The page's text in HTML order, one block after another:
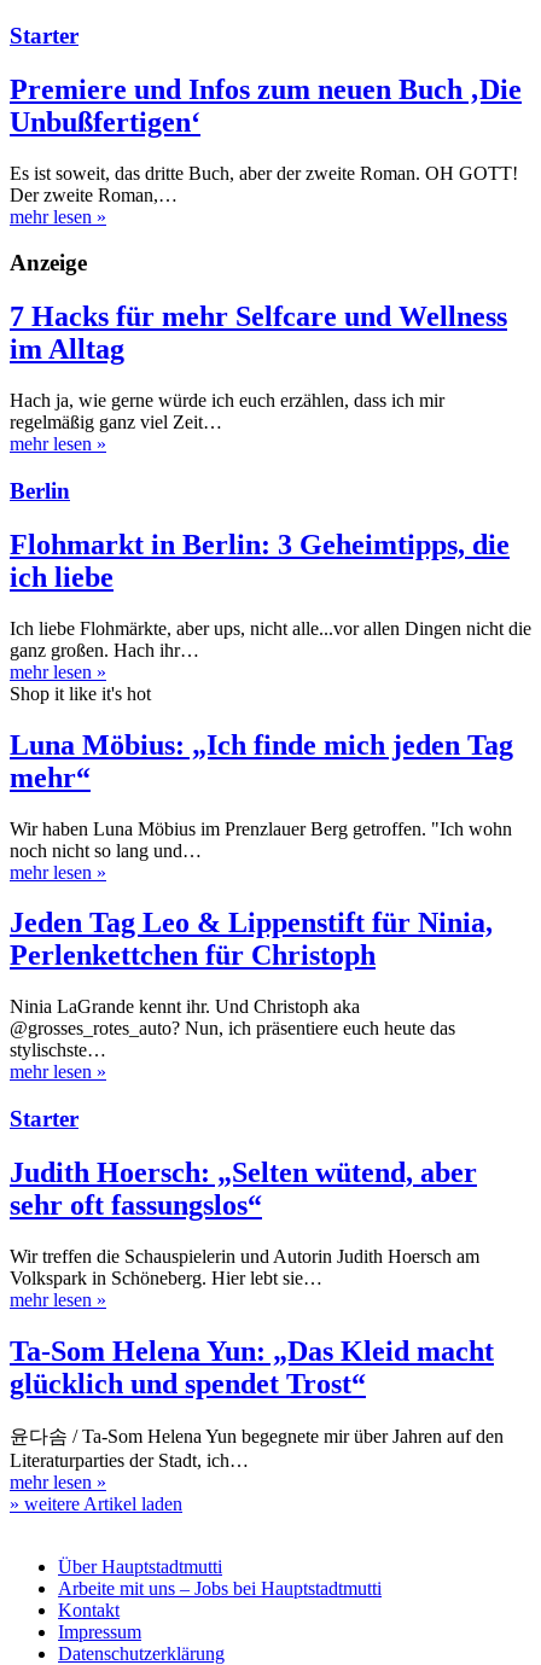
Starter
Premiere und Infos zum neuen Buch ‚Die
Unbußfertigen‘
Es ist soweit, das dritte Buch, aber der zweite Roman. OH GOTT!
Der zweite Roman,…
mehr lesen »
Anzeige
7 Hacks für mehr Selfcare und Wellness
im Alltag
Hach ja, wie gerne würde ich euch erzählen, dass ich mir
regelmäßig ganz viel Zeit…
mehr lesen »
Berlin
Flohmarkt in Berlin: 3 Geheimtipps, die
ich liebe
Ich liebe Flohmärkte, aber ups, nicht alle...vor allen Dingen nicht die
ganz großen. Hach ihr…
mehr lesen »
Shop it like it's hot
Luna Möbius: „Ich finde mich jeden Tag
mehr“
Wir haben Luna Möbius im Prenzlauer Berg getroffen. "Ich wohn
noch nicht so lang und…
mehr lesen »
Jeden Tag Leo & Lippenstift für Ninia,
Perlenkettchen für Christoph
Ninia LaGrande kennt ihr. Und Christoph aka
@grosses_rotes_auto? Nun, ich präsentiere euch heute das
stylischste…
mehr lesen »
Starter
Judith Hoersch: „Selten wütend, aber
sehr oft fassungslos“
Wir treffen die Schauspielerin und Autorin Judith Hoersch am
Volkspark in Schöneberg. Hier lebt sie…
mehr lesen »
Ta-Som Helena Yun: „Das Kleid macht
glücklich und spendet Trost“
윤다솜 / Ta-Som Helena Yun begegnete mir über Jahren auf den
Literaturparties der Stadt, ich…
mehr lesen »
» weitere Artikel laden
Über Hauptstadtmutti
Arbeite mit uns – Jobs bei Hauptstadtmutti
Kontakt
Impressum
Datenschutzerklärung